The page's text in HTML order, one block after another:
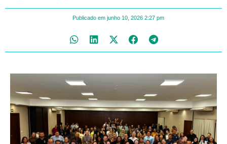
Publicado em junho 10, 2026 2:27 pm